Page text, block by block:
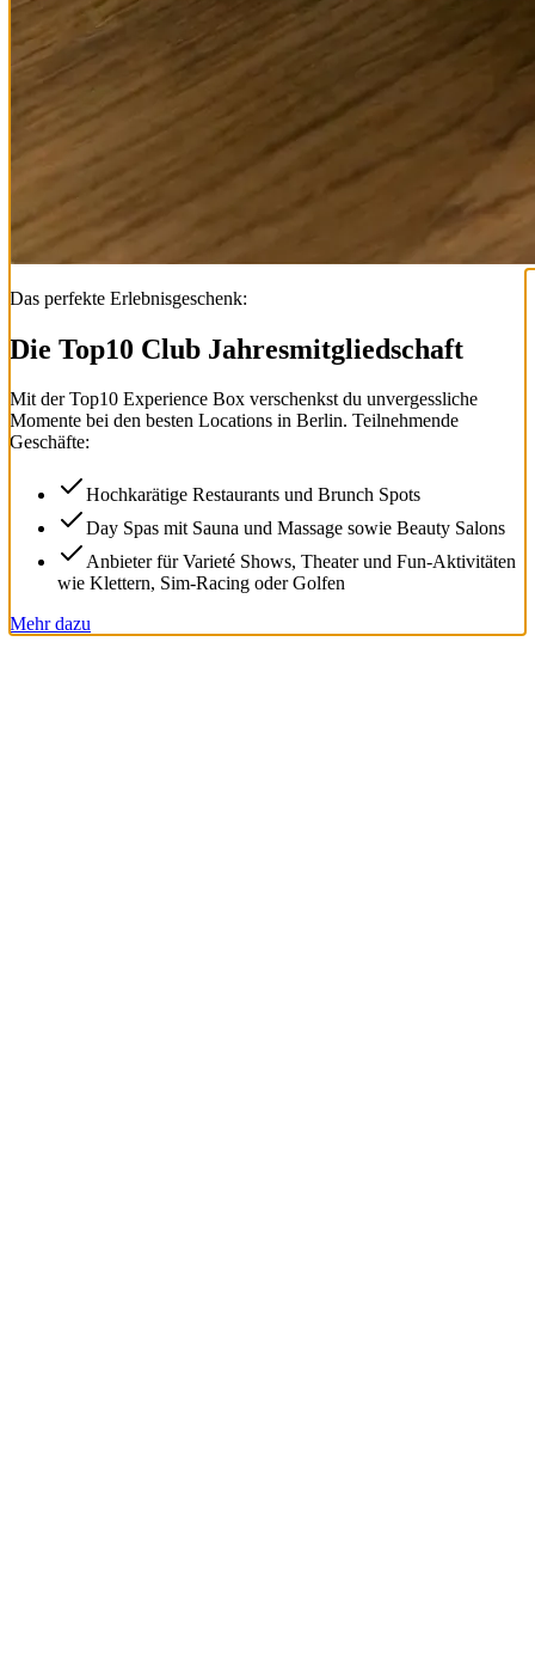
Das perfekte Erlebnisgeschenk:
Die Top10 Club Jahresmitgliedschaft
Mit derTop10 Experience Box verschenkst du unvergessliche
Momente bei den besten Locations in Berlin. Teilnehmende
Geschäfte:
Hochkarätige Restaurants und Brunch Spots
Day Spas mit Sauna und Massage sowie Beauty Salons
Anbieter für Varieté Shows, Theater und Fun-Aktivitäten
wie Klettern, Sim-Racing oder Golfen
Mehr dazu